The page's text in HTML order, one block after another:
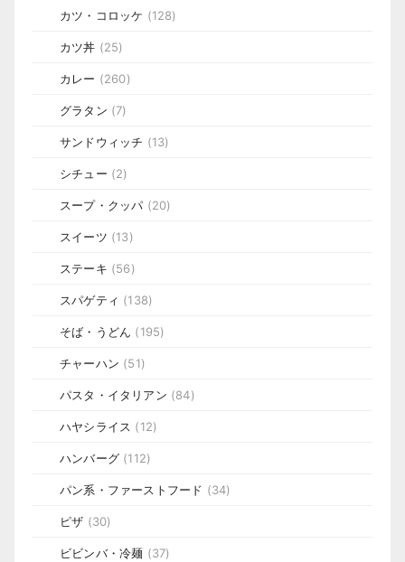
カツ・コロッケ (128)
カツ丼 (25)
カレー (260)
グラタン (7)
サンドウィッチ (13)
シチュー (2)
スープ・クッパ (20)
スイーツ (13)
ステーキ (56)
スパゲティ (138)
そば・うどん (195)
チャーハン (51)
パスタ・イタリアン (84)
ハヤシライス (12)
ハンバーグ (112)
パン系・ファーストフード (34)
ピザ (30)
ビビンバ・冷麺 (37)